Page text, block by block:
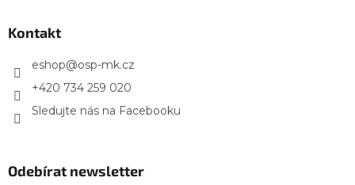
Kontakt
eshop@osp-mk.cz
+420 734 259 020
Sledujte nás na Facebooku
Odebírat newsletter